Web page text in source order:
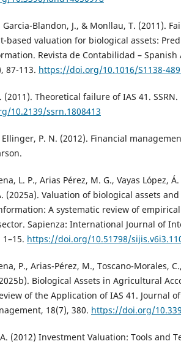
Garcia-Blandon, J., & Monllau, T. (2011).
based valuation for biological assets:
Revista de Contabilidad – Spanish
87-113. https://doi.org/10.1016/S1138-
(2011). Theoretical failure of IAS 41. SSRN.
10.2139/ssrn.1808413
Ellinger, P. N. (2012). Financial
L. P., Arias Pérez, M. G., Vayas López,
(2025a). Valuation of biological assets
A systematic review of
Sapienza: International Journal of
https://doi.org/10.51798/
P., Arias-Pérez, M., Toscano-Morales,
Biological Assets in Agricultural
of the Application of IAS 41. Journal
18(7), 380. https://doi.org/
(2012) Investment Valuation: Tools and